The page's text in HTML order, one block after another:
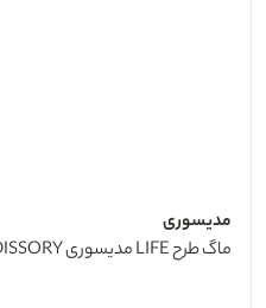
مدیسوری
ماگ طرح LIFE مدیسوری MODISSORY